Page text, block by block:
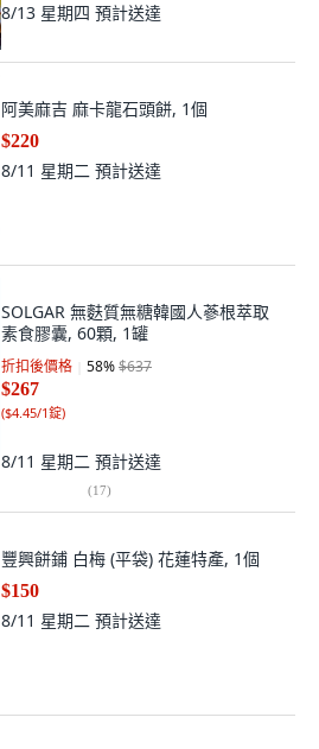
8/13 星期四 預計送達
阿美麻吉 麻卡龍石頭餅, 1個
$220
8/11 星期二 預計送達
SOLGAR 無麩質無糖韓國人蔘根萃取
素食膠囊, 60顆, 1罐
折扣後價格 58%$637
$267
($4.45/1錠)
8/11 星期二 預計送達
(17)
豐興餅鋪 白梅 (平袋) 花蓮特產, 1個
$150
8/11 星期二 預計送達